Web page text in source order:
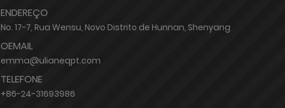
ENDEREÇO
No. 17-7, Rua Wensu, Novo Distrito de Hunnan, Shenyang
OEMAIL
emma@ulianeqpt.com
TELEFONE
+86-24-31693986